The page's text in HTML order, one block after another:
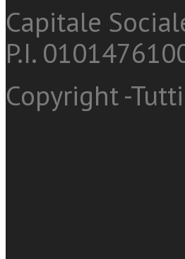
Capitale
P.I.
Copyright -